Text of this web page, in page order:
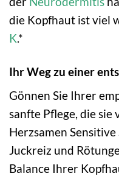
die Kopfhaut ist viel
K.*
Ihr Weg zu einer
Gönnen Sie Ihrer
sanfte Pflege, die sie
Herzsamen
Juckreiz und
Balance Ihrer